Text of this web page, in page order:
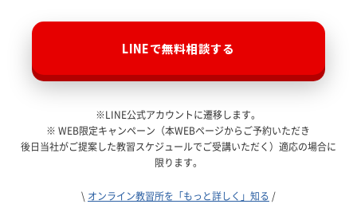
LINEで無料相談する
※LINE公式アカウントに遷移します。
※ WEB限定キャンペーン（本WEBページからご予約いただき
後日当社がご提案した教習スケジュールでご受講いただく）適応の場合に
限ります。
\ オンライン教習所を「もっと詳しく」知る /